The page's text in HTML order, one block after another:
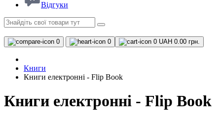
Відгуки
0 0 0 UAH 0.00 грн.
Книги
Книги електронні - Flip Book
Книги електронні - Flip Book